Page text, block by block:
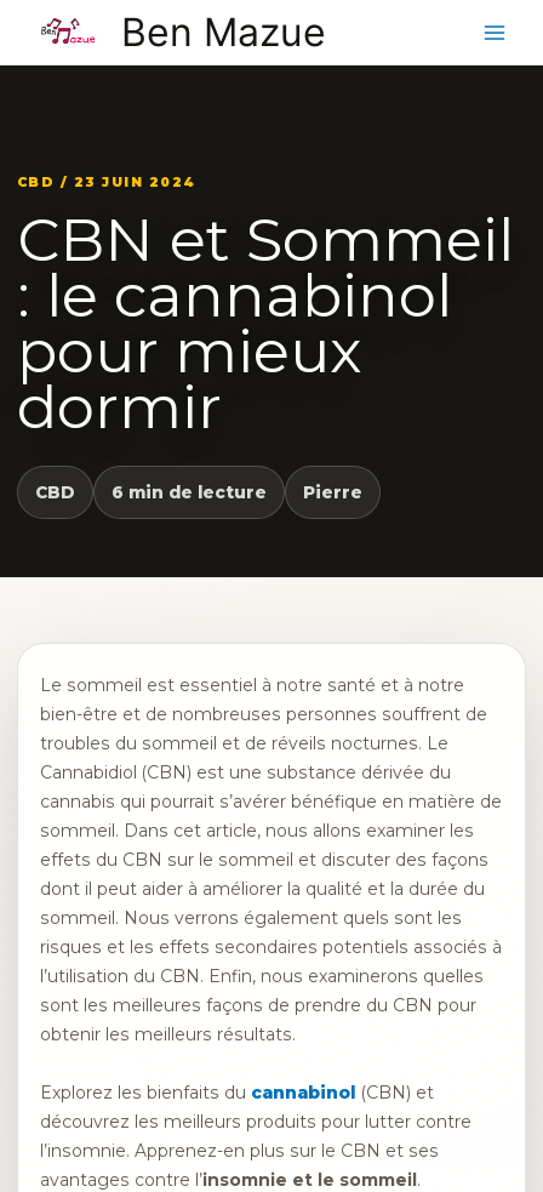
contenu
Ben Mazue
CBD / 23 JUIN 2024
CBN et Sommeil
: le cannabinol
pour mieux
dormir
CBD 6 min de lecture Pierre
Le sommeil est essentiel à notre santé et à notre
bien-être et de nombreuses personnes souffrent de
troubles du sommeil et de réveils nocturnes. Le
Cannabidiol (CBN) est une substance dérivée du
cannabis qui pourrait s’avérer bénéfique en matière de
sommeil. Dans cet article, nous allons examiner les
effets du CBN sur le sommeil et discuter des façons
dont il peut aider à améliorer la qualité et la durée du
sommeil. Nous verrons également quels sont les
risques et les effets secondaires potentiels associés à
l’utilisation du CBN. Enfin, nous examinerons quelles
sont les meilleures façons de prendre du CBN pour
obtenir les meilleurs résultats.
Explorez les bienfaits du cannabinol (CBN) et
découvrez les meilleurs produits pour lutter contre
l’insomnie. Apprenez-en plus sur le CBN et ses
avantages contre l’insomnie et le sommeil .